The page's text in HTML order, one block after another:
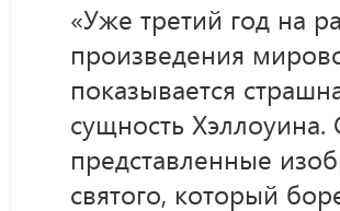
«Уже третий год на
произведения
показывается
сущность
представленные
святого, который